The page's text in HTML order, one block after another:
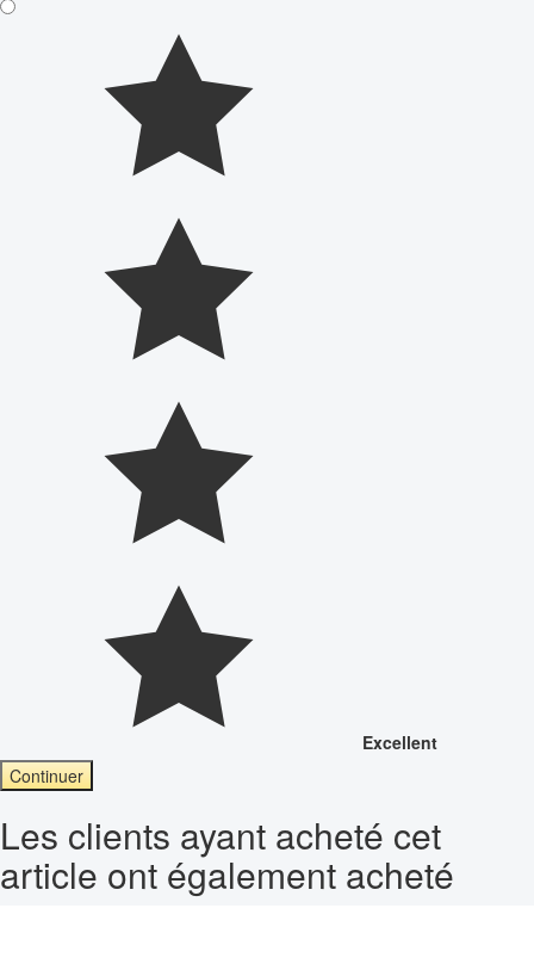
Excellent
Continuer
Les clients ayant acheté cet
article ont également acheté